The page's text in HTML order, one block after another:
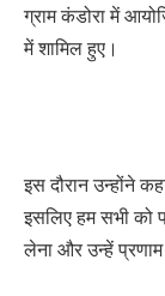
ग्राम कंडोरा में
में शामिल हुए।
इस दौरान उन्होंने
इसलिए हम सभी को
लेना और उन्हें प्रणाम